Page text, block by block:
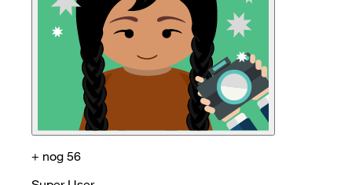
+ nog 56